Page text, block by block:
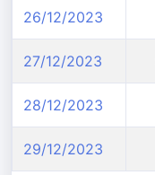
26/12/2023
27/12/2023
28/12/2023
29/12/2023